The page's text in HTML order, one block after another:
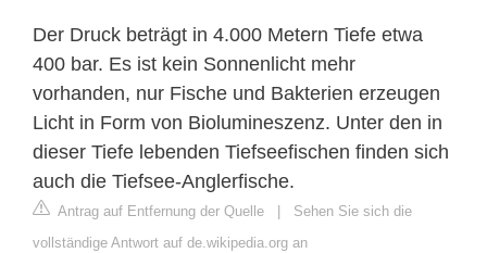
Der Druck beträgt in 4.000 Metern Tiefe etwa
400 bar. Es ist kein Sonnenlicht mehr
vorhanden, nur Fische und Bakterien erzeugen
Licht in Form von Biolumineszenz. Unter den in
dieser Tiefe lebenden Tiefseefischen finden sich
auch die Tiefsee-Anglerfische.
Antrag auf Entfernung der Quelle
Sehen Sie sich die
vollständige Antwort auf de.wikipedia.org an